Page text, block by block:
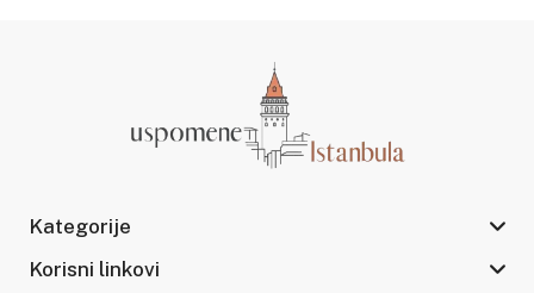
Kategorije
Korisni linkovi